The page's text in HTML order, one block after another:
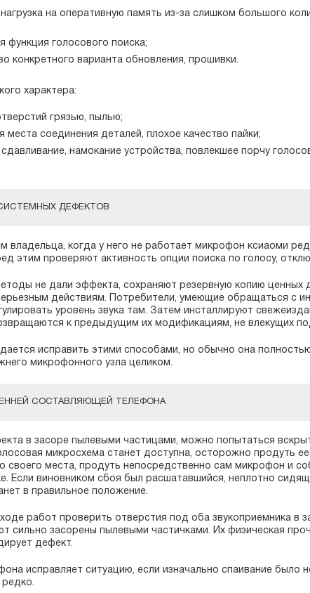
на оперативную память из-за слишком большого
функция голосового поиска;
конкретного варианта обновления, прошивки.
характера:
грязью, пылью;
места соединения деталей, плохое качество пайки;
намокание устройства, повлекшее порчу
ДЕФЕКТОВ
владельца, когда у него не работает микрофон ксиаоми
этим проверяют активность опции поиска по голосу,
не дали эффекта, сохраняют резервную копию ценных
действиям. Потребители, умеющие обращаться с
уровень звука там. Затем инсталлируют
к предыдущим их модификациям, не влекущих
исправить этими способами, но обычно она
микрофонного узла целиком.
СОСТАВЛЯЮЩЕЙ ТЕЛЕФОНА
в засоре пылевыми частицами, можно попытаться
микросхема станет доступна, осторожно продуть
своего места, продуть непосредственно сам микрофон и
Если виновником сбоя был расшатавшийся, неплотно
в правильное положение.
работ проверить отверстия под оба звукоприемника в
сильно засорены пылевыми частичками. Их физическая
дефект.
исправляет ситуацию, если изначально спаивание было
редко.